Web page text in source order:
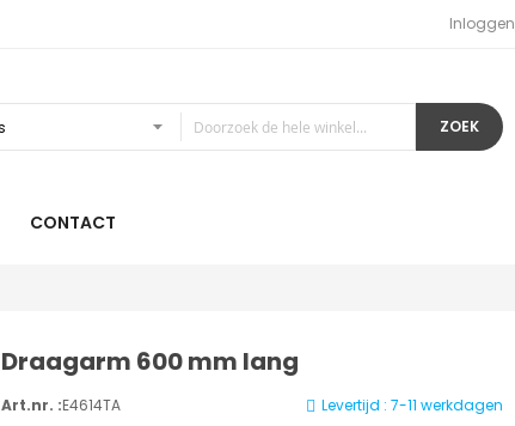
Inloggen
ZOEK
CONTACT
Draagarm 600 mm lang
Levertijd : 7-11 werkdagen
Art.nr. :E4614TA